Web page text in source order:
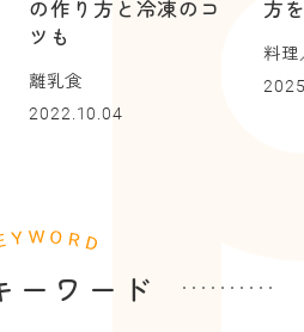
の作り方と冷凍のコ
ツも
離乳食
2022.10.04
方
料
ーワード